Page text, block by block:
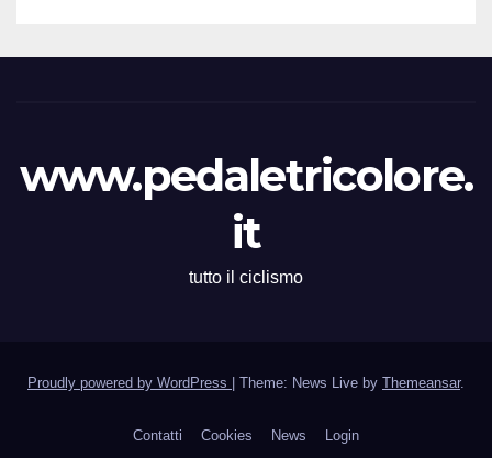
www.pedaletricolore.
it
tutto il ciclismo
Proudly powered by WordPress Theme: News Live by Themeansar.
Contatti Cookies News Login